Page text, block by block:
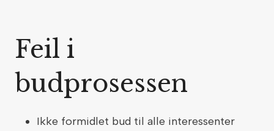
Feil i
budprosessen
Ikke formidlet bud til alle interessenter